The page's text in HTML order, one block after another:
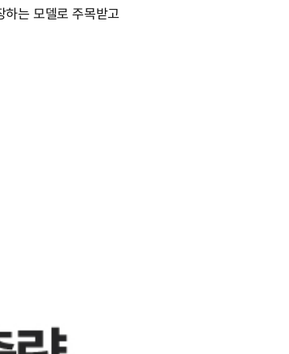
하는 모델로 주목받고